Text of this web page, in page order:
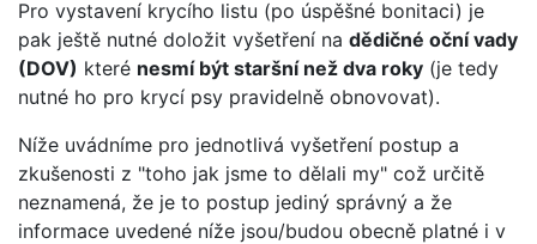
Pro vystavení krycího listu (po úspěšné bonitaci) je
pak ještě nutné doložit vyšetření na dědičné oční vady
(DOV) které nesmí být staršní než dva roky (je tedy
nutné ho pro krycí psy pravidelně obnovovat).
Níže uvádníme pro jednotlivá vyšetření postup a
zkušenosti z "toho jak jsme to dělali my" což určitě
neznamená, že je to postup jediný správný a že
informace uvedené níže jsou/budou obecně platné i v